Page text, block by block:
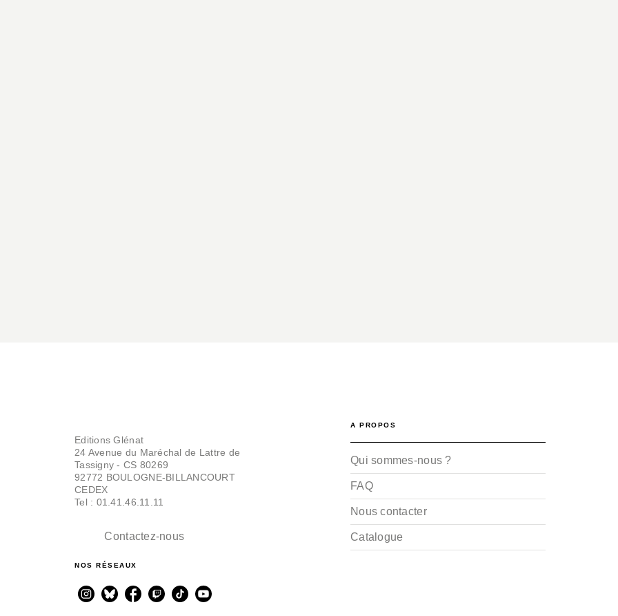
Editions Glénat
24 Avenue du Maréchal de Lattre de
Tassigny - CS 80269
92772 BOULOGNE-BILLANCOURT
CEDEX
Tel : 01.41.46.11.11
Contactez-nous
NOS RÉSEAUX
A PROPOS
Qui sommes-nous ?
FAQ
Nous contacter
Catalogue